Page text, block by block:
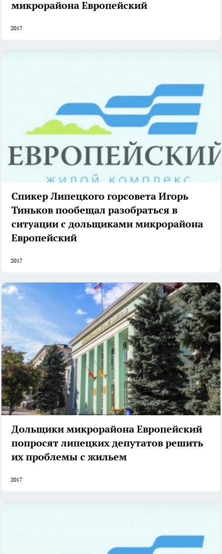
микрорайона Европейский
2017
Спикер Липецкого горсовета Игорь
Тиньков пообещал разобраться в
ситуации с дольщиками микрорайона
Европейский
2017
Дольщики микрорайона Европейский
попросят липецких депутатов решить
их проблемы с жильем
2017